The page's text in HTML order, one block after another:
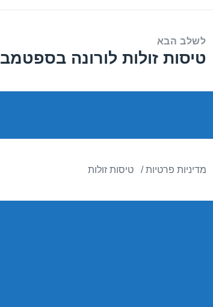
לשלב הבא
הפוסט
טיסות זולות לורונה בספטמבר 27/09/
מדיניות פרטיות טיסות זולות